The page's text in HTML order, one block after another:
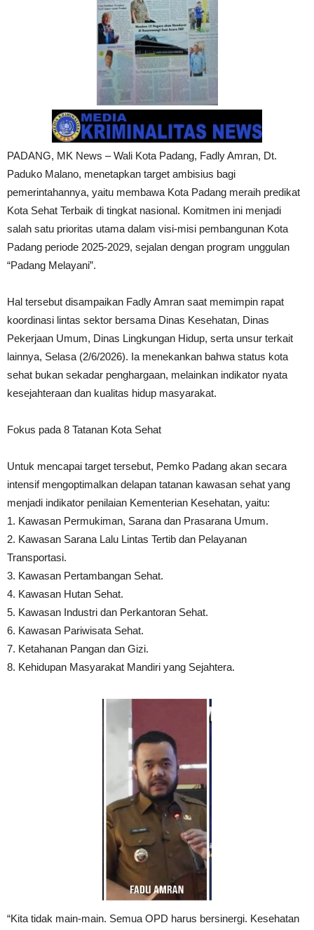
PADANG, MK News – Wali Kota Padang, Fadly Amran, Dt.
Paduko Malano, menetapkan target ambisius bagi
pemerintahannya, yaitu membawa Kota Padang meraih predikat
Kota Sehat Terbaik di tingkat nasional. Komitmen ini menjadi
salah satu prioritas utama dalam visi-misi pembangunan Kota
Padang periode 2025-2029, sejalan dengan program unggulan
“Padang Melayani”.
Hal tersebut disampaikan Fadly Amran saat memimpin rapat
koordinasi lintas sektor bersama Dinas Kesehatan, Dinas
Pekerjaan Umum, Dinas Lingkungan Hidup, serta unsur terkait
lainnya, Selasa (2/6/2026). Ia menekankan bahwa status kota
sehat bukan sekadar penghargaan, melainkan indikator nyata
kesejahteraan dan kualitas hidup masyarakat.
Fokus pada 8 Tatanan Kota Sehat
Untuk mencapai target tersebut, Pemko Padang akan secara
intensif mengoptimalkan delapan tatanan kawasan sehat yang
menjadi indikator penilaian Kementerian Kesehatan, yaitu:
1. Kawasan Permukiman, Sarana dan Prasarana Umum.
2. Kawasan Sarana Lalu Lintas Tertib dan Pelayanan
Transportasi.
3. Kawasan Pertambangan Sehat.
4. Kawasan Hutan Sehat.
5. Kawasan Industri dan Perkantoran Sehat.
6. Kawasan Pariwisata Sehat.
7. Ketahanan Pangan dan Gizi.
8. Kehidupan Masyarakat Mandiri yang Sejahtera.
“Kita tidak main-main. Semua OPD harus bersinergi. Kesehatan